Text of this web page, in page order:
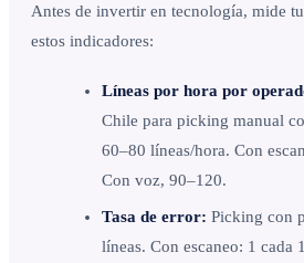
Antes de invertir en tecnología, mide
estos indicadores:
Líneas por hora por
Chile para picking manual
60–80 líneas/hora. Con
Con voz, 90–120.
Tasa de error: Picking con
líneas. Con escaneo: 1 cada